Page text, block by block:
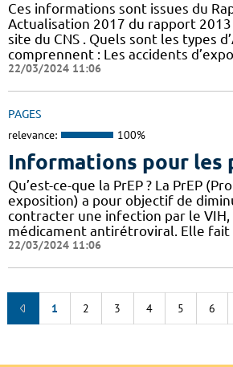
Ces informations sont issues du
Actualisation 2017 du rapport
site du CNS . Quels sont les types
comprennent : Les accidents
22/03/2024 11:06
PAGES
relevance: 100%
Informations pour les
Qu’est-ce-que la PrEP ? La PrEP
exposition) a pour objectif de
contracter une infection par le
médicament antirétroviral. Elle fait
22/03/2024 11:06
1 2 3 4 5 6